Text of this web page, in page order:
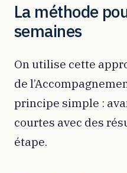
La méthode
semaines
On utilise cette
de
principe simple :
courtes avec des
étape.